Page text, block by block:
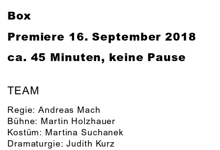
Box
Premiere 16. September 2018
ca. 45 Minuten, keine Pause
TEAM
Regie:Andreas Mach
Bühne: Martin Holzhauer
Kostüm: Martina Suchanek
Dramaturgie:Judith Kurz